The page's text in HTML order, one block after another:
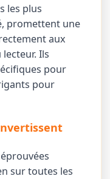
les plus
promettent une
aux
Ils
pour
pour
sur toutes les